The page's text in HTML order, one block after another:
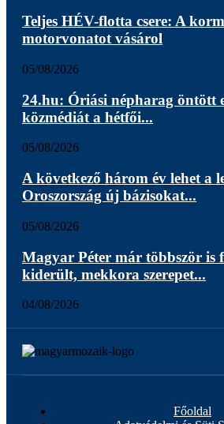
Teljes HÉV-flotta csere: A
motorvonatot vásárol
05/08/2026
24.hu: Óriási népharag öntött
közmédiát a hétfői...
05/08/2026
A következő három év lehet a
Oroszország új bázisokat...
05/08/2026
Magyar Péter már többször is
kiderült, mekkora szerepet...
04/08/2026
Főoldal